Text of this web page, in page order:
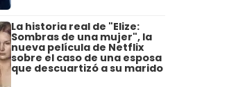
La historia real de "Elize:
Sombras de una mujer", la
nueva película de Netflix
sobre el caso de una esposa
que descuartizó a su marido